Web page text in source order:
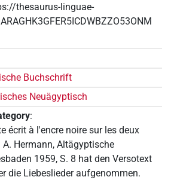
thesaurus-linguae-
Buchschrift
Neuägyptisch
:
écrit à l'encre noire sur les deux
Hermann, Altägyptische
1959, S. 8 hat den Versotext
die Liebeslieder aufgenommen.